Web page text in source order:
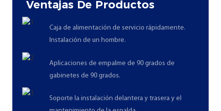
Ventajas De Productos
Caja de alimentación de servicio rápidamente.
Instalación de un hombre.
Aplicaciones de empalme de 90 grados de
gabinetes de 90 grados.
Soporte la instalación delantera y trasera y el